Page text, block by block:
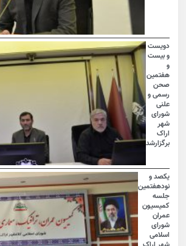
دویست
و بیست
هفتمین
صحن
رسمی و
علنی
شورای
شهر
اراک
برگزارشد
یکصد و
نودهفتمین
جلسه
کمیسیون
عمران
شورای
اسلامی